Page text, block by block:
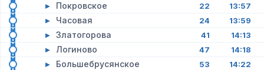
▸ Покровское 22 13:57
▸ Часовая 24 13:59
▸ Златогорова 41 14:13
▸ Логиново 47 14:18
▸ Большебрусянское 53 14:22